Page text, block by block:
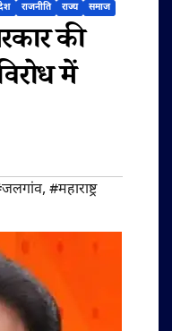
राजनीति राज्य समाज
की
में
, #महाराष्ट्र